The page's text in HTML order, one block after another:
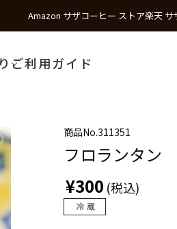
Amazon サザコーヒー ストア楽天 サ
ご利用ガイド
商品No.311351
フロランタン
¥300 (税込)